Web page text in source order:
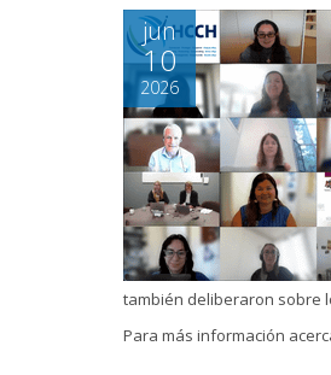
jun
10
2026
también deliberaron sobre
Para más información